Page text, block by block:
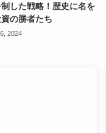
した戦略！歴史に名を
の勝者たち
2024